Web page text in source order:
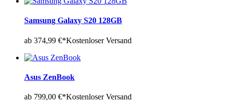
Samsung Galaxy S20 128GB
ab 374,99 €*Kostenloser Versand
Asus ZenBook
ab 799,00 €*Kostenloser Versand